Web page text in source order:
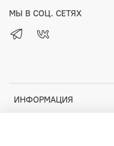
ИНФОРМАЦИЯ
МЫ В СОЦ. СЕТЯХ